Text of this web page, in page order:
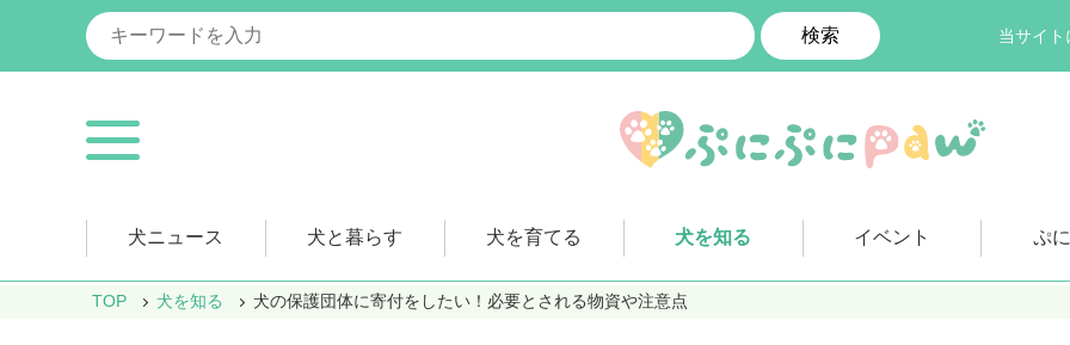
検索 当サイ
犬ニュース 犬と暮らす 犬を育てる 犬を知る イベント ぷ
TOP 犬を知る 犬の保護団体に寄付をしたい！必要とされる物資や注意点